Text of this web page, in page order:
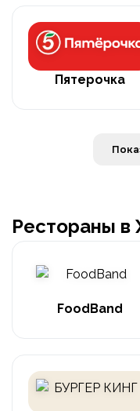
Пятерочка
Рестораны в
FoodBand